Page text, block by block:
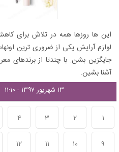
این ها روزها همه در تلاش برای
لوازم آرایش یکی از ضروری ترین
جایگزین بشن. با چندتا از برندهای
آشنا بشین.
۱۳ شهریور ۱۳۹۷ - ۱۱:۱۰
۱ ۲ ۳ ۴
۹ ۱۰ ۱۱ ۱۲